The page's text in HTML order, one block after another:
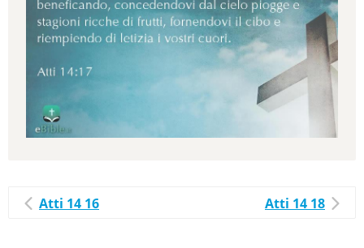
Atti 14 16 Atti 14 18